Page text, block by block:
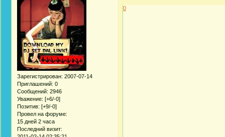
Зарегистрирован: 2007-07-14
Приглашений: 0
Сообщений: 2946
Уважение: [+6/-0]
Позитив: [+9/-0]
Провел на форуме:
15 дней 2 часа
Последний визит:
0